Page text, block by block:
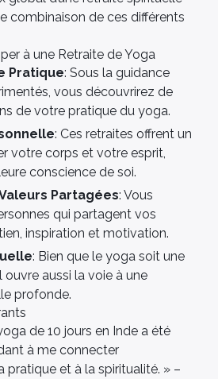
combinaison de ces différents
à une Retraite de Yoga
Pratique: Sous la guidance
vous découvrirez de
de votre pratique du yoga.
: Ces retraites offrent un
votre corps et votre esprit,
conscience de soi.
Partagées: Vous
qui partagent vos
inspiration et motivation.
: Bien que le yoga soit une
aussi la voie à une
profonde.
de 10 jours en Inde a été
à me connecter
et à la spiritualité. » –